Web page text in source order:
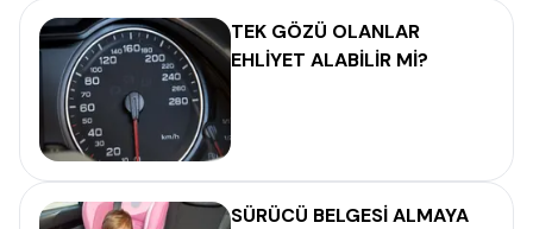
TEK GÖZÜ OLANLAR
EHLİYET ALABİLİR Mİ?
SÜRÜCÜ BELGESİ ALMAYA